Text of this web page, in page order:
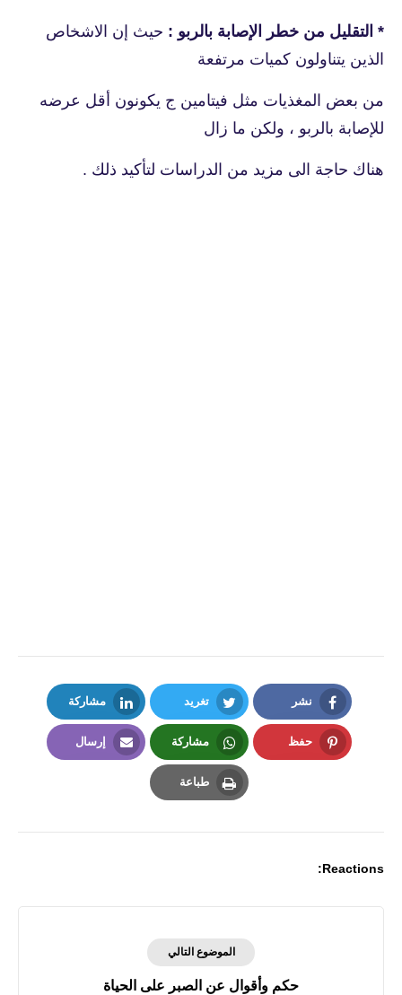
* التقليل من خطر الإصابة بالربو : حيث إن الاشخاص
الذين يتناولون كميات مرتفعة
من بعض المغذيات مثل فيتامين ج يكونون أقل عرضه
للإصابة بالربو ، ولكن ما زال
هناك حاجة الى مزيد من الدراسات لتأكيد ذلك .
نشر
Facebook
تغريد
Twitter
مشاركة
LinkedIn
حفظ مشاركة
Whatsapp
إرسال
طباعة
Reactions:
الموضوع التالي
حكم وأقوال عن الصبر على الحياة